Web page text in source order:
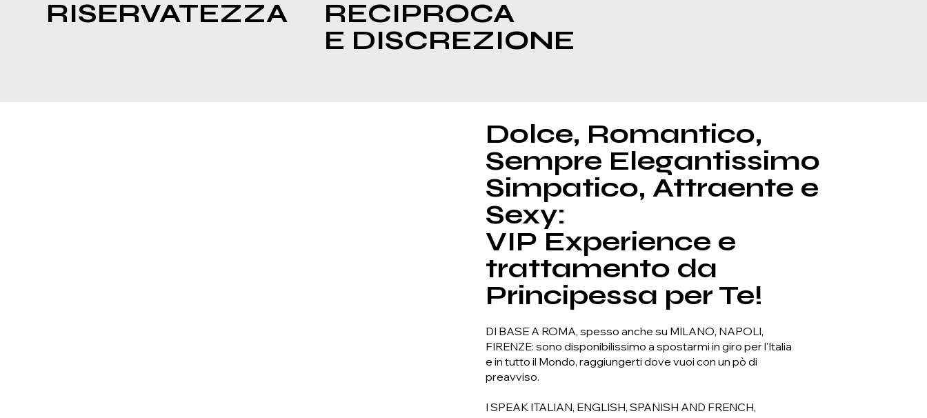
RISERVATEZZA
RECIPROCA
E DISCREZIONE
Dolce, Romantico,
Sempre Elegantissimo
Simpatico, Attraente e
Sexy:
VIP Experience e
trattamento da
Principessa per Te!
DI BASE A ROMA, spesso anche su MILANO, NAPOLI,
FIRENZE: sono disponibilissimo a spostarmi in giro per l'Italia
e in tutto il Mondo, raggiungerti dove vuoi con un pò di
preavviso.
I SPEAK ITALIAN, ENGLISH, SPANISH AND FRENCH,